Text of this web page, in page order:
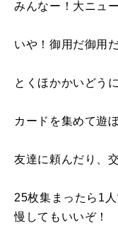
みんなー！大ニュ
いや！御用だ御用だ
とくほかかいどう
カードを集めて遊ぼ
友達に頼んだり、
25枚集まったら1
慢してもいいぞ！